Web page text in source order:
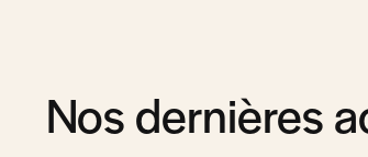
Nos dernières